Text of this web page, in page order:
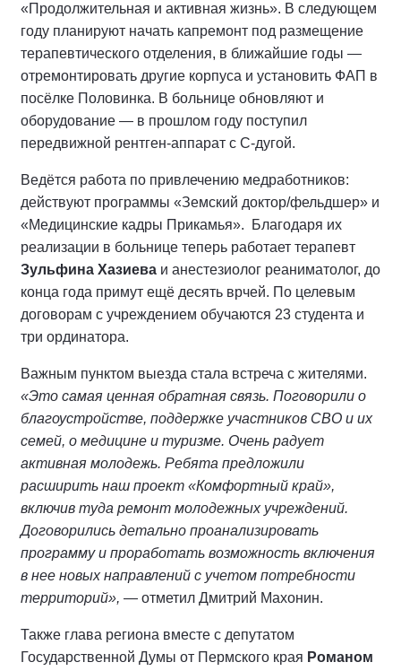
«Продолжительная и активная жизнь». В следующем
году планируют начать капремонт под размещение
терапевтического отделения, в ближайшие годы —
отремонтировать другие корпуса и установить ФАП в
посёлке Половинка. В больнице обновляют и
оборудование — в прошлом году поступил
передвижной рентген-аппарат с С-дугой.
Ведётся работа по привлечению медработников:
действуют программы «Земский доктор/фельдшер» и
«Медицинские кадры Прикамья». Благодаря их
реализации в больнице теперь работает терапевт
Зульфина Хазиева и анестезиолог реаниматолог, до
конца года примут ещё десять врчей. По целевым
договорам с учреждением обучаются 23 студента и
три ординатора.
Важным пунктом выезда стала встреча с жителями.
«Это самая ценная обратная связь. Поговорили о
благоустройстве, поддержке участников СВО и их
семей, о медицине и туризме. Очень радует
активная молодежь. Ребята предложили
расширить наш проект «Комфортный край»,
включив туда ремонт молодежных учреждений.
Договорились детально проанализировать
программу и проработать возможность включения
в нее новых направлений с учетом потребности
территорий», — отметил Дмитрий Махонин.
Также глава региона вместе с депутатом
Государственной Думы от Пермского края Романом